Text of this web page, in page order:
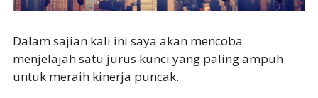
Dalam sajian kali ini saya akan mencoba
menjelajah satu jurus kunci yang paling ampuh
untuk meraih kinerja puncak.